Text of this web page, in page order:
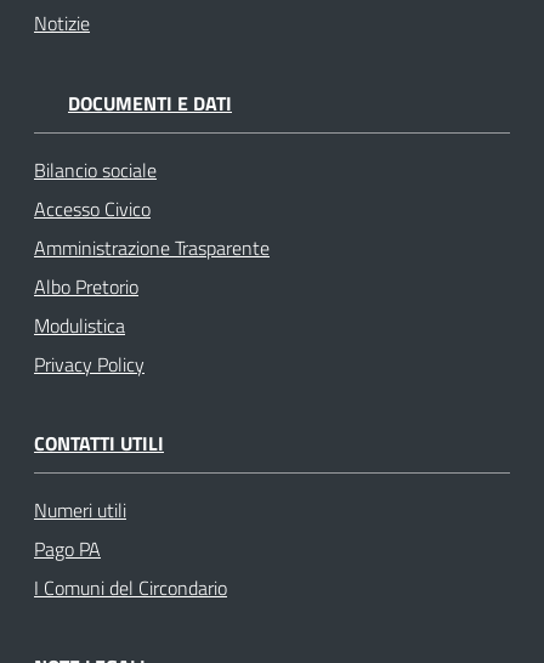
Notizie
DOCUMENTI E DATI
Bilancio sociale
Accesso Civico
Amministrazione Trasparente
Albo Pretorio
Modulistica
Privacy Policy
CONTATTI UTILI
Numeri utili
Pago PA
I Comuni del Circondario